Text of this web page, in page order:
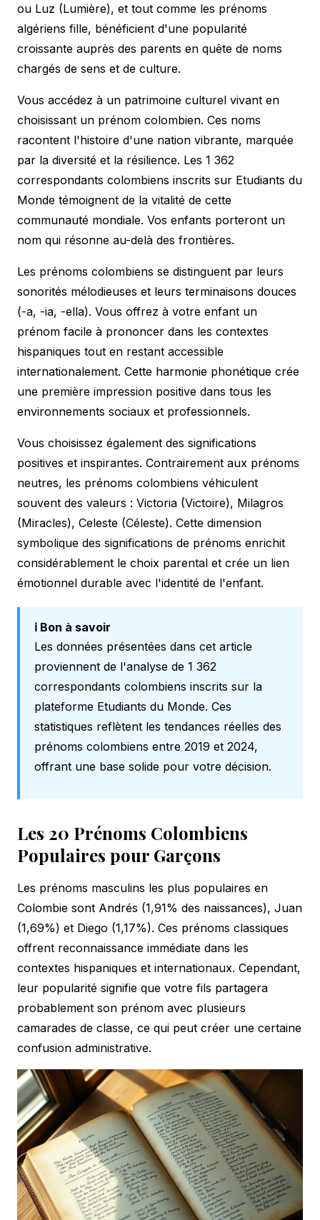
ou Luz (Lumière), et tout comme les prénoms
algériens fille, bénéficient d'une popularité
croissante auprès des parents en quête de noms
chargés de sens et de culture.
Vous accédez à un patrimoine culturel vivant en
choisissant un prénom colombien. Ces noms
racontent l'histoire d'une nation vibrante, marquée
par la diversité et la résilience. Les 1 362
correspondants colombiens inscrits sur Etudiants du
Monde témoignent de la vitalité de cette
communauté mondiale. Vos enfants porteront un
nom qui résonne au-delà des frontières.
Les prénoms colombiens se distinguent par leurs
sonorités mélodieuses et leurs terminaisons douces
(-a, -ia, -ella). Vous offrez à votre enfant un
prénom facile à prononcer dans les contextes
hispaniques tout en restant accessible
internationalement. Cette harmonie phonétique crée
une première impression positive dans tous les
environnements sociaux et professionnels.
Vous choisissez également des significations
positives et inspirantes. Contrairement aux prénoms
neutres, les prénoms colombiens véhiculent
souvent des valeurs : Victoria (Victoire), Milagros
(Miracles), Celeste (Céleste). Cette dimension
symbolique des significations de prénoms enrichit
considérablement le choix parental et crée un lien
émotionnel durable avec l'identité de l'enfant.
ℹ️ Bon à savoir
Les données présentées dans cet article
proviennent de l'analyse de 1 362
correspondants colombiens inscrits sur la
plateforme Etudiants du Monde. Ces
statistiques reflètent les tendances réelles des
prénoms colombiens entre 2019 et 2024,
offrant une base solide pour votre décision.
Les 20 Prénoms Colombiens
Populaires pour Garçons
Les prénoms masculins les plus populaires en
Colombie sont Andrés (1,91% des naissances), Juan
(1,69%) et Diego (1,17%). Ces prénoms classiques
offrent reconnaissance immédiate dans les
contextes hispaniques et internationaux. Cependant,
leur popularité signifie que votre fils partagera
probablement son prénom avec plusieurs
camarades de classe, ce qui peut créer une certaine
confusion administrative.